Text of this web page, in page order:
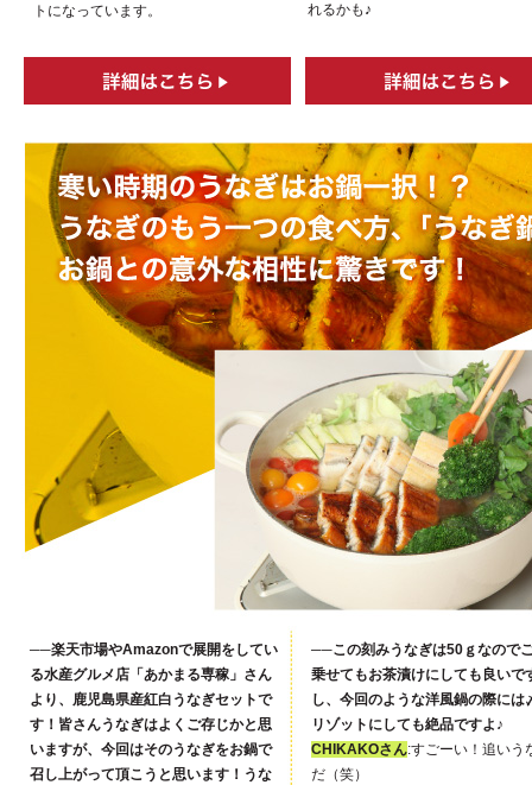
トになっています。
れるかも♪
──楽天市場やAmazonで展開をしてい
る水産グルメ店「あかまる専稼」さん
より、鹿児島県産紅白うなぎセットで
す！皆さんうなぎはよくご存じかと思
いますが、今回はそのうなぎをお鍋で
召し上がって頂こうと思います！うな
──この刻みうなぎは50ｇなので
乗せてもお茶漬けにしても良いで
し、今回のような洋風鍋の際には
リゾットにしても絶品ですよ♪
CHIKAKOさん:すごーい！追いう
だ（笑）